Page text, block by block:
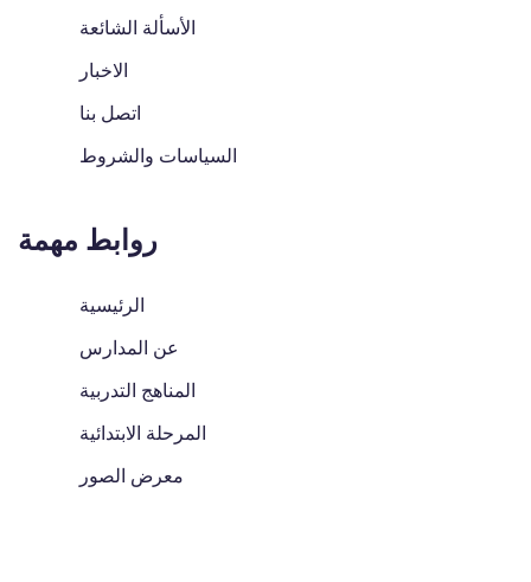
الأسألة الشائعة
الاخبار
اتصل بنا
السياسات والشروط
روابط مهمة
الرئيسية
عن المدارس
المناهج التدربية
المرحلة الابتدائية
معرض الصور